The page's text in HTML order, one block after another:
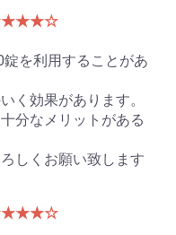
を利用することがあ
く効果があります。
分なメリットがある
しくお願い致します